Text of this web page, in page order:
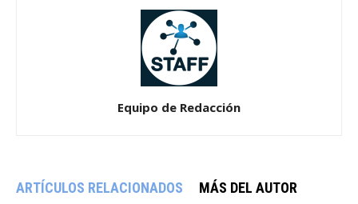
Equipo de Redacción
ARTÍCULOS RELACIONADOS MÁS DEL AUTOR